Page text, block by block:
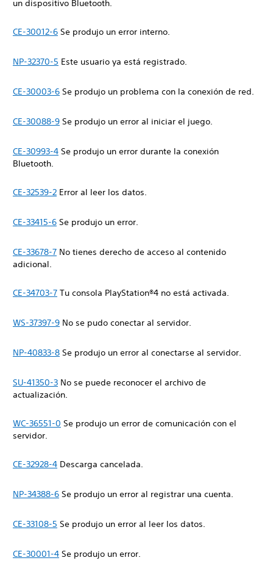
un dispositivo Bluetooth.
CE-30012-6 Se produjo un error interno.
NP-32370-5 Este usuario ya está registrado.
CE-30003-6 Se produjo un problema con la conexión de red.
CE-30088-9 Se produjo un error al iniciar el juego.
CE-30993-4 Se produjo un error durante la conexión
Bluetooth.
CE-32539-2 Error al leer los datos.
CE-33415-6 Se produjo un error.
CE-33678-7 No tienes derecho de acceso al contenido
adicional.
CE-34703-7 Tu consola PlayStation®4 no está activada.
WS-37397-9 No se pudo conectar al servidor.
NP-40833-8 Se produjo un error al conectarse al servidor.
SU-41350-3 No se puede reconocer el archivo de
actualización.
WC-36551-0 Se produjo un error de comunicación con el
servidor.
CE-32928-4 Descarga cancelada.
NP-34388-6 Se produjo un error al registrar una cuenta.
CE-33108-5 Se produjo un error al leer los datos.
CE-30001-4 Se produjo un error.